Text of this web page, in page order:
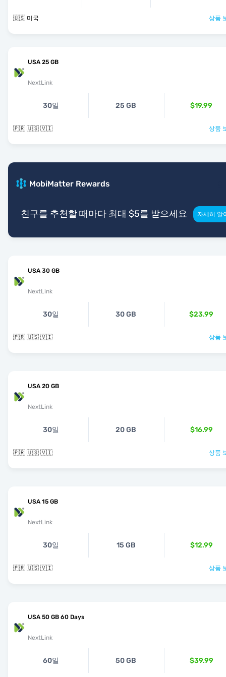
🇺🇸 미국 상품
USA 25 GB
NextLink
30일 25 GB $19.99
🇵🇷 🇺🇸 🇻🇮 상품
MobiMatter Rewards
친구를 추천할 때마다 최대 $5를 받으세요 자세히 알
USA 30 GB
NextLink
30일 30 GB $23.99
🇵🇷 🇺🇸 🇻🇮 상품
USA 20 GB
NextLink
30일 20 GB $16.99
🇵🇷 🇺🇸 🇻🇮 상품
USA 15 GB
NextLink
30일 15 GB $12.99
🇵🇷 🇺🇸 🇻🇮 상품
USA 50 GB 60 Days
NextLink
60일 50 GB $39.99